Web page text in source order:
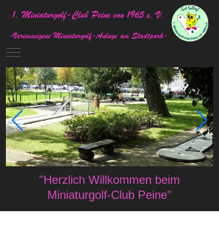
Mobile Menu Toggle
"Herzlich Willkommen beim
Miniaturgolf-Club Peine"